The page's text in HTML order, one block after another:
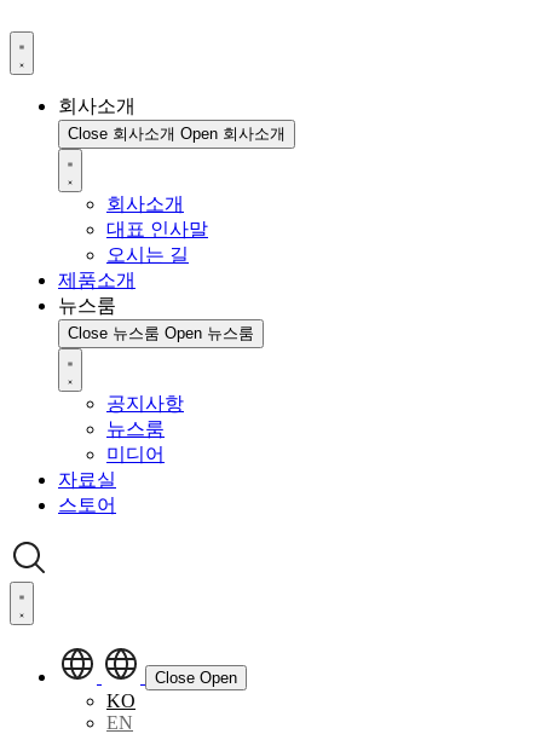
회사소개
Close 회사소개 Open 회사소개
회사소개
대표 인사말
오시는 길
제품소개
뉴스룸
Close 뉴스룸 Open 뉴스룸
공지사항
뉴스룸
미디어
자료실
스토어
Close Open
KO
EN